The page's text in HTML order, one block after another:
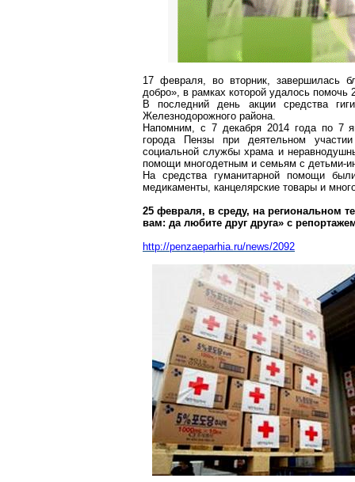
17 февраля, во вторник, завершилась
добро», в рамках которой удалось
В последний день акции средства
Железнодорожного района.
Напомним, с 7 декабря 2014 года по 7
города Пензы при деятельном
социальной службы храма и
помощи многодетным и семьям с детьми-
На средства гуманитарной помощи
медикаменты, канцелярские товары и
25 февраля, в среду, на региональном
вам: да любите друг друга» с
http://penzaeparhia.ru/news/2092